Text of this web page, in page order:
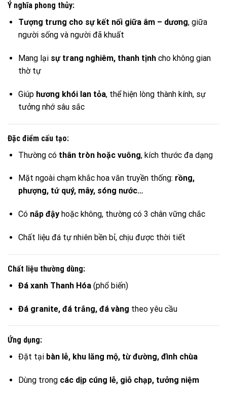
Ý nghĩa phong thủy:
Tượng trưng cho sự kết nối giữa âm – dương, giữa
người sống và người đã khuất
Mang lại sự trang nghiêm, thanh tịnhcho không gian
thờ tự
Giúp hương khói lan tỏa, thể hiện lòng thành kính, sự
tưởng nhớ sâu sắc
Đặc điểm cấu tạo:
Thường có thân tròn hoặc vuông, kích thước đa dạng
Mặt ngoài chạm khắc hoa văn truyền thống: rồng,
phượng, tứ quý, mây, sóng nước…
Có nắp đậyhoặc không, thường có 3 chân vững chắc
Chất liệu đá tự nhiên bền bỉ, chịu được thời tiết
Chất liệu thường dùng:
Đá xanh Thanh Hóa(phổ biến)
Đá granite, đá trắng, đá vàng theo yêu cầu
Ứng dụng:
Đặt tại bàn lễ, khu lăng mộ, từ đường, đình chùa
Dùng trong các dịp cúng lễ, giỗ chạp, tưởng niệm